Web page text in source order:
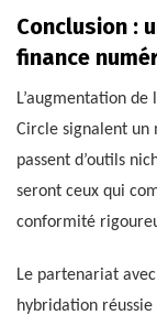
Conclusion :
finance
L’augmentation de
Circle signalent un
passent d’outils
seront ceux qui
conformité
Le partenariat
hybridation